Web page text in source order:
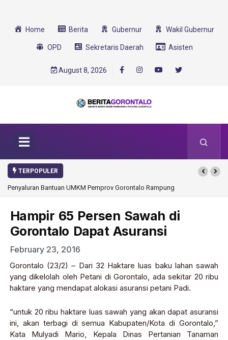
Home Berita Gubernur Wakil Gubernur
OPD Sekretaris Daerah Asisten
August 8, 2026
TERPOPULER
Penyaluran Bantuan UMKM Pemprov Gorontalo Rampung
Hampir 65 Persen Sawah di
Gorontalo Dapat Asuransi
February 23, 2016
Gorontalo (23/2) – Dari 32 Haktare luas baku lahan sawah
yang dikelolah oleh Petani di Gorontalo, ada sekitar 20 ribu
haktare yang mendapat alokasi asuransi petani Padi.
“untuk 20 ribu haktare luas sawah yang akan dapat asuransi
ini, akan terbagi di semua Kabupaten/Kota di Gorontalo,”
Kata Mulyadi Mario, Kepala Dinas Pertanian Tanaman